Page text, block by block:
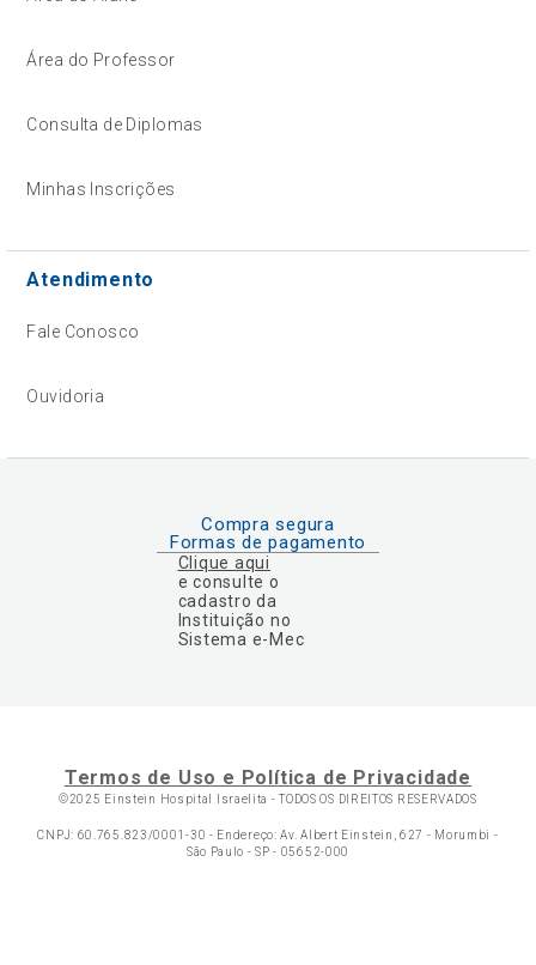
Área do Professor
Consulta de Diplomas
Minhas Inscrições
Atendimento
Fale Conosco
Ouvidoria
Compra segura
Formas de pagamento
Clique aqui
e consulte o
cadastro da
Instituição no
Sistema e-Mec
Termos de Uso e Política de Privacidade
©2025 Einstein Hospital Israelita -TODOS OS DIREITOS RESERVADOS
CNPJ: 60.765.823/0001-30 - Endereço: Av. Albert Einstein, 627 - Morumbi -
São Paulo - SP - 05652-000